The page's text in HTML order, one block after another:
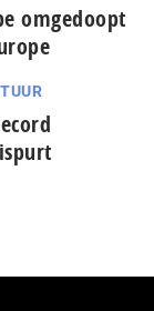
omgedoopt